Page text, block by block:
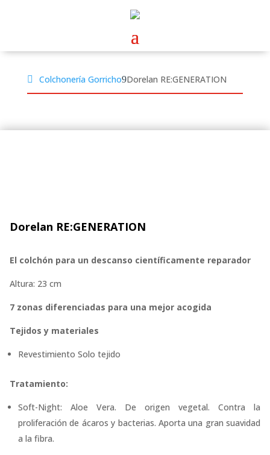
Colchonería Gorricho Dorelan RE:GENERATION
Dorelan RE:GENERATION
El colchón para un descanso científicamente reparador
Altura: 23 cm
7 zonas diferenciadas para una mejor acogida
Tejidos y materiales
Revestimiento Solo tejido
Tratamiento:
Soft-Night: Aloe Vera. De origen vegetal. Contra la
proliferación de ácaros y bacterias. Aporta una gran suavidad
a la fibra.